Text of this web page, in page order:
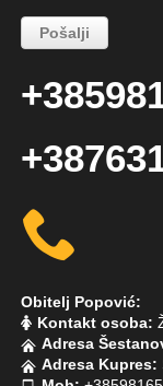
Obitelj Popović:
Kontakt osoba:
Adresa
Adresa Kupres: